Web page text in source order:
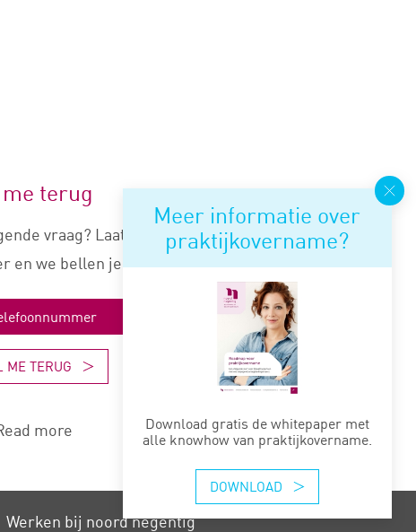
Meer informatie over
praktijkovername?
Download gratis de whitepaper met
alle knowhow van praktijkovername.
DOWNLOAD
terug
vraag? Laat je nummer
en we bellen je snel terug.
ME TERUG
more
Werken bij noord negentig